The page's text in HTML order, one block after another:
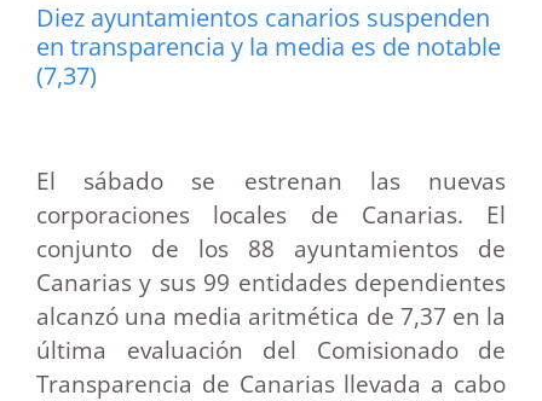
Diez ayuntamientos canarios suspenden
en transparencia y la media es de notable
(7,37)
El sábado se estrenan las nuevas
corporaciones locales de Canarias. El
conjunto de los 88 ayuntamientos de
Canarias y sus 99 entidades dependientes
alcanzó una media aritmética de 7,37 en la
última evaluación del Comisionado de
Transparencia de Canarias llevada a cabo